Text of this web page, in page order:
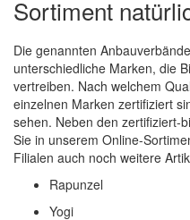
Sortiment
Die genannten
unterschiedliche Marken, die
vertreiben. Nach welchem
einzelnen Marken zertifiziert
sehen. Neben den zertifiziert-
Sie in unserem Online-
Filialen auch noch weitere
Rapunzel
Yogi